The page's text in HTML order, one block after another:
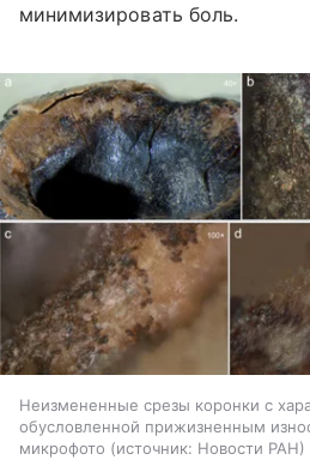
минимизировать боль.
Неизмененные срезы коронки с
обусловленной прижизненным
микрофото
источник: Новости РАН